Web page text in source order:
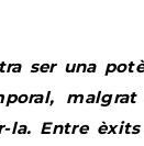
ser una
la. Entre